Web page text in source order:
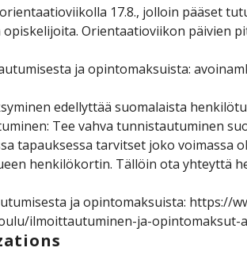
17.8., jolloin pääset
Orientaatioviikon päivien
ja opintomaksuista:
edellyttää suomalaista
Tee vahva tunnistautuminen
tapauksessa tarvitset joko voimassa
henkilökortin. Tällöin ota yhteyttä
ja opintomaksuista: https://
ilmoittautuminen-ja-opintomaksut-